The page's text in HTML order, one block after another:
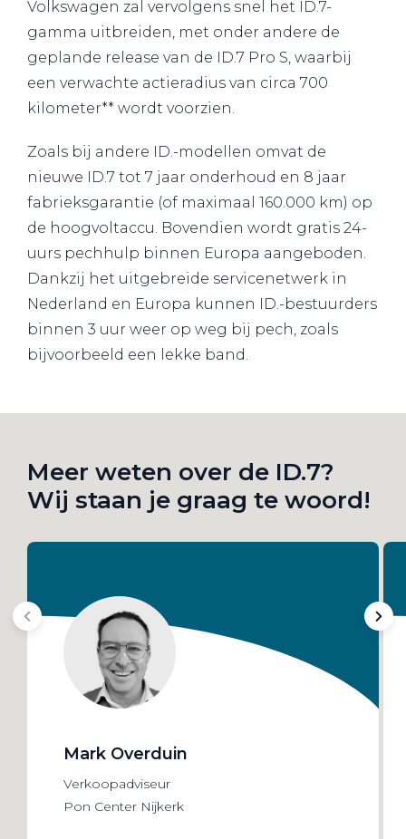
Volkswagen zal vervolgens snel het ID.7-
gamma uitbreiden, met onder andere de
geplande release van de ID.7 Pro S, waarbij
een verwachte actieradius van circa 700
kilometer** wordt voorzien.
Zoals bij andere ID.-modellen omvat de
nieuwe ID.7 tot 7 jaar onderhoud en 8 jaar
fabrieksgarantie (of maximaal 160.000 km) op
de hoogvoltaccu. Bovendien wordt gratis 24-
uurs pechhulp binnen Europa aangeboden.
Dankzij het uitgebreide servicenetwerk in
Nederland en Europa kunnen ID.-bestuurders
binnen 3 uur weer op weg bij pech, zoals
bijvoorbeeld een lekke band.
Meer weten over de ID.7?
Wij staan je graag te woord!
Mark Overduin
Verkoopadviseur
Pon Center Nijkerk